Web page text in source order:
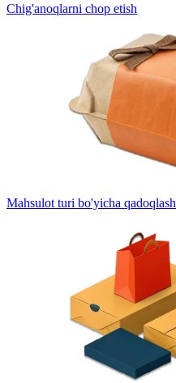
Chig'anoqlarni chop etish
Mahsulot turi bo'yicha qadoqlash